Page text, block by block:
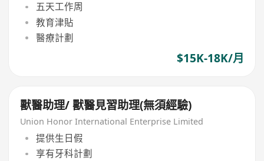
五天工作周
教育津貼
醫療計劃
$15K-18K/月
獸醫助理/ 獸醫見習助理(無須經驗)
Union Honor International Enterprise Limited
提供生日假
享有牙科計劃